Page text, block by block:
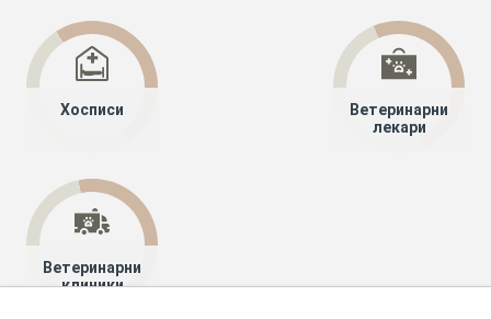
Хосписи
Ветеринарни
лекари
Ветеринарни
клиники